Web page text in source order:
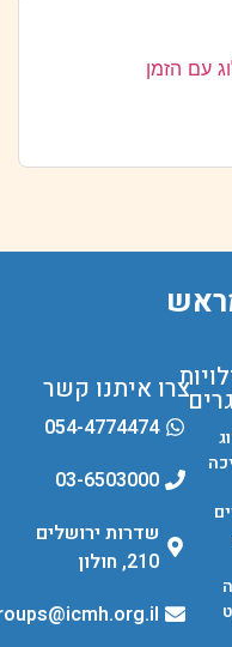
עם הזמן
צרו איתנו קשר
054-4774474
03-6503000
שדרות ירושלים
210, חולון
groups@icmh.org.il